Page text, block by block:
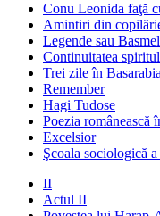
Conu Leonida faţă
Amintiri din
Legende sau
Continuitatea
Trei zile în Basarabia
Remember
Hagi Tudose
Poezia românească
Excelsior
Şcoala sociologică
II
Actul II